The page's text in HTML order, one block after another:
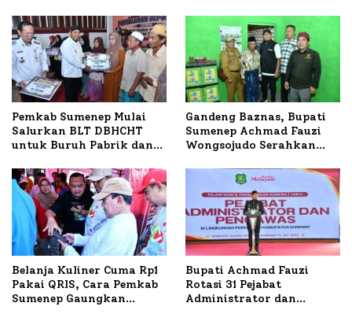
Terbakar
Sumenep Tinjau Langsung
Budidaya Lele dan Ayam
Petelur di Desa Bataal
Timur
Pemkab Sumenep Mulai
Salurkan BLT DBHCHT
untuk Buruh Pabrik dan
Gandeng Baznas, Bupati
Sumenep Achmad Fauzi
Wongsojudo Serahkan
Dua Kecamatan
Belanja Kuliner Cuma Rp1
Pakai QRIS, Cara Pemkab
Sumenep Gaungkan
Bupati Achmad Fauzi
Rotasi 31 Pejabat
Administrator dan